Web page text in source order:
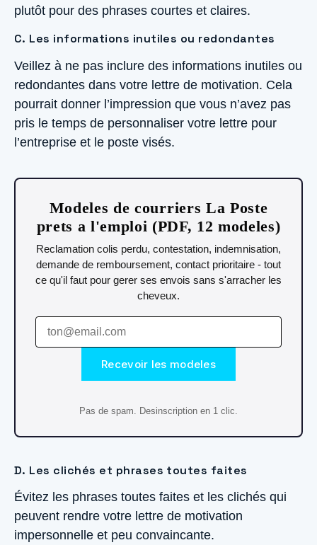
plutôt pour des phrases courtes et claires.
C. Les informations inutiles ou redondantes
Veillez à ne pas inclure des informations inutiles ou
redondantes dans votre lettre de motivation. Cela
pourrait donner l’impression que vous n’avez pas
pris le temps de personnaliser votre lettre pour
l’entreprise et le poste visés.
Modeles de courriers La Poste
prets a l'emploi (PDF, 12 modeles)
Reclamation colis perdu, contestation, indemnisation,
demande de remboursement, contact prioritaire - tout
ce qu'il faut pour gerer ses envois sans s'arracher les
cheveux.
Recevoir les modeles
Pas de spam. Desinscription en 1 clic.
D. Les clichés et phrases toutes faites
Évitez les phrases toutes faites et les clichés qui
peuvent rendre votre lettre de motivation
impersonnelle et peu convaincante.